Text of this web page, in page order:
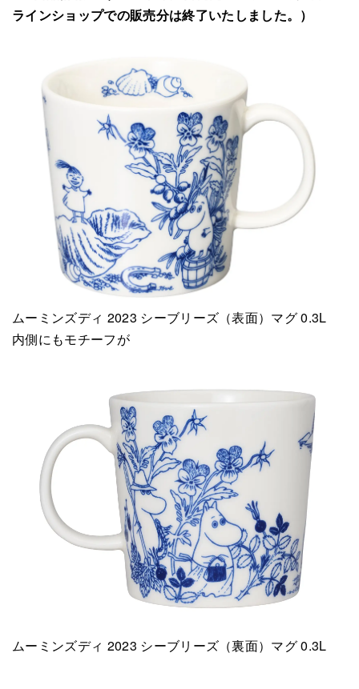
ラインショップでの販売分は終了いたしました。）
ムーミンズディ 2023 シーブリーズ（表面）マグ 0.3L
内側にもモチーフが
ムーミンズディ 2023 シーブリーズ（裏面）マグ 0.3L